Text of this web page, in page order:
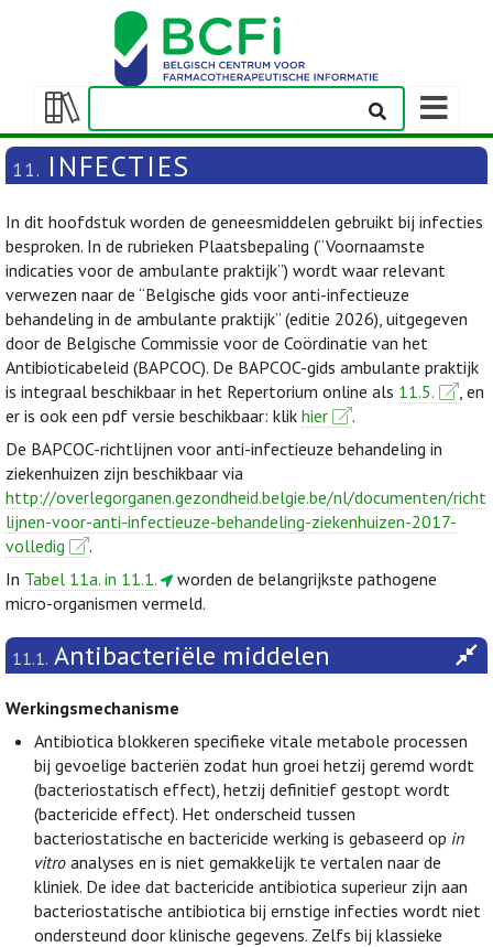
Weergeven/verbergen
inhoudstafel
11. INFECTIES
In dit hoofdstuk worden de geneesmiddelen gebruikt bij infecties
besproken. In de rubrieken Plaatsbepaling (“Voornaamste
indicaties voor de ambulante praktijk”) wordt waar relevant
verwezen naar de “Belgische gids voor anti-infectieuze
behandeling in de ambulante praktijk” (editie 2026), uitgegeven
door de Belgische Commissie voor de Coördinatie van het
Antibioticabeleid (BAPCOC). De BAPCOC-gids ambulante praktijk
is integraal beschikbaar in het Repertorium online als 11.5.
, en
er is ook een pdf versie beschikbaar: klik hier
.
De BAPCOC-richtlijnen voor anti-infectieuze behandeling in
ziekenhuizen zijn beschikbaar via
http://overlegorganen.gezondheid.belgie.be/nl/documenten/richt
lijnen-voor-anti-infectieuze-behandeling-ziekenhuizen-2017-
volledig
.
In Tabel 11a. in 11.1.
worden de belangrijkste pathogene
micro-organismen vermeld.
11.1. Antibacteriële middelen
Werkingsmechanisme
Antibiotica blokkeren specifieke vitale metabole processen
bij gevoelige bacteriën zodat hun groei hetzij geremd wordt
(bacteriostatisch effect), hetzij definitief gestopt wordt
(bactericide effect). Het onderscheid tussen
bacteriostatische en bactericide werking is gebaseerd op in
vitro analyses en is niet gemakkelijk te vertalen naar de
kliniek. De idee dat bactericide antibiotica superieur zijn aan
bacteriostatische antibiotica bij ernstige infecties wordt niet
ondersteund door klinische gegevens. Zelfs bij klassieke